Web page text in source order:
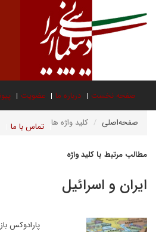
صفحه نخست درباره ما عضویت
تماس با ما صفحه‌اصلی کلید واژه ها
مطالب مرتبط با کلید واژه
ایران و اسرائیل
پارادوکس